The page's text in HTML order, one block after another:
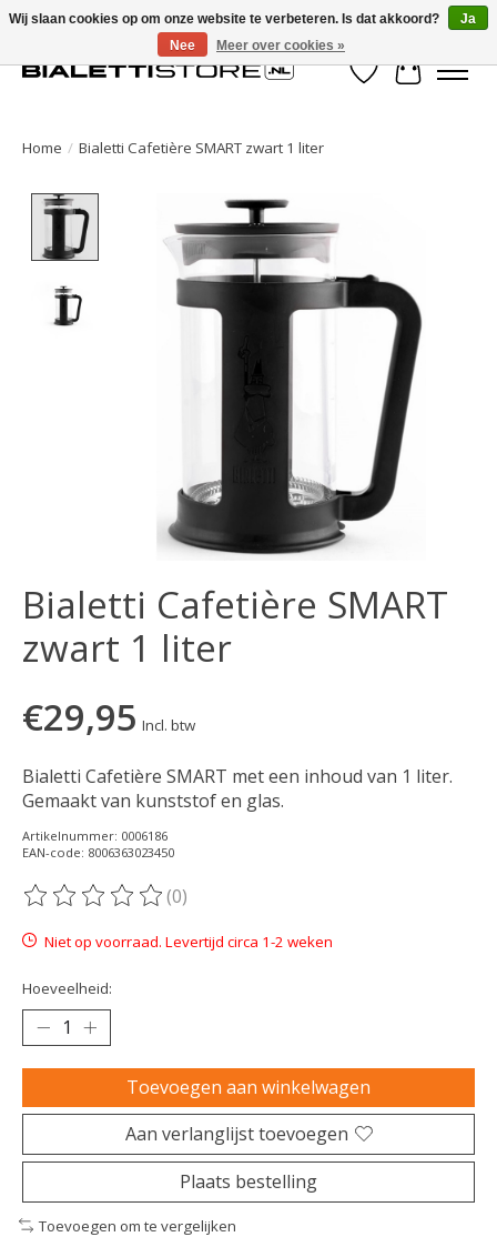
Verlanglijst
Home / Bialetti Cafetière SMART zwart 1 liter
Product image slideshow Items
Bialetti Cafetière SMART
zwart 1 liter
€29,95 Incl. btw
Bialetti Cafetière SMART met een inhoud van 1 liter.
Gemaakt van kunststof en glas.
Artikelnummer: 0006186
EAN-code: 8006363023450
De beoordeling van dit product is
(0)
Niet op voorraad. Levertijd circa 1-2 weken
Hoeveelheid:
Toevoegen aan winkelwagen
Aan verlanglijst toevoegen
Plaats bestelling
Toevoegen om te vergelijken
Wij slaan cookies op om onze website te verbeteren. Is dat akkoord?
Ja
Nee
Meer over cookies »